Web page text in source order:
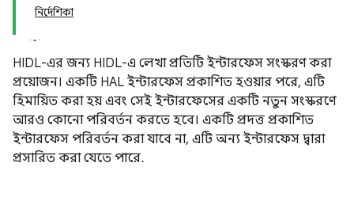
নির্দেশিকা
HIDL-এর জন্য HIDL-এ লেখা প্রতিটি ইন্টারফেস সংস্করণ করা
প্রয়োজন। একটি HAL ইন্টারফেস প্রকাশিত হওয়ার পরে, এটি
হিমায়িত করা হয় এবং সেই ইন্টারফেসের একটি নতুন সংস্করণে
আরও কোনো পরিবর্তন করতে হবে। একটি প্রদত্ত প্রকাশিত
ইন্টারফেস পরিবর্তন করা যাবে না, এটি অন্য ইন্টারফেস দ্বারা
প্রসারিত করা যেতে পারে.